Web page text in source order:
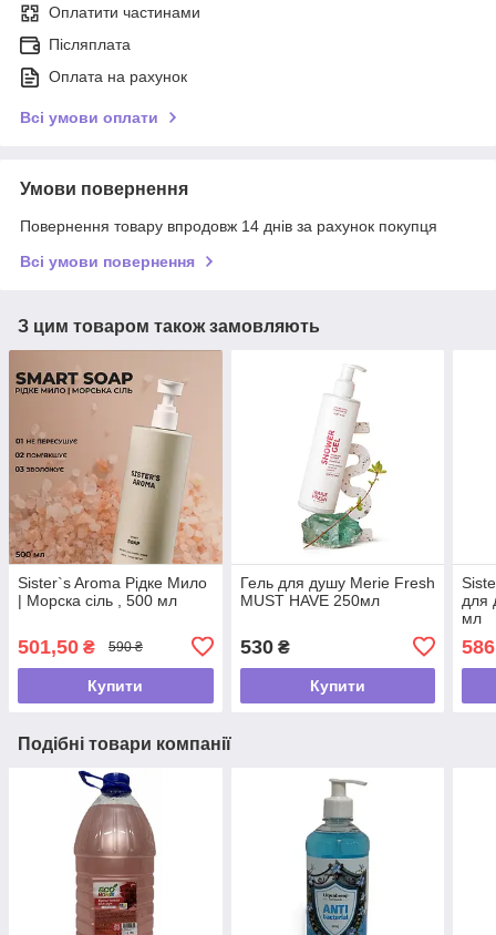
Оплатити частинами
Післяплата
Оплата на рахунок
Всі умови оплати
Умови повернення
Повернення товару впродовж 14 днів за рахунок покупця
Всі умови повернення
З цим товаром також замовляють
Sister`s Aroma Рідке Мило
| Морска сіль , 500 мл
501,50 ₴ 590 ₴
Купити
Гель для душу Merie Fresh
MUST HAVE 250мл
530₴
Купити
для
мл
Подібні товари компанії